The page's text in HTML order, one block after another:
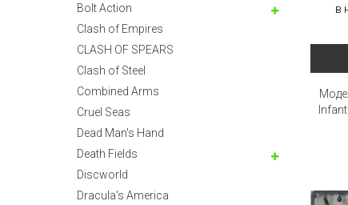
Bolt Action
Clash of Empires
CLASH OF SPEARS
Clash of Steel
Combined Arms
Cruel Seas
Dead Man's Hand
Death Fields
Discworld
Dracula's America
в